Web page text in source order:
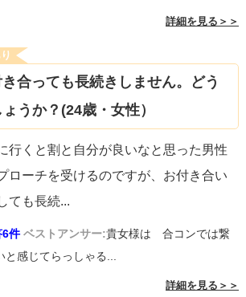
詳細を見る＞＞
合っても長続きしません。どう
うか？(24歳・女性）
行くと割と自分が良いなと思った男性
ローチを受けるのですが、お付き合い
ても長続...
6件 ベストアンサー:貴女様は 合コンでは繋
と感じてらっしゃる...
詳細を見る＞＞